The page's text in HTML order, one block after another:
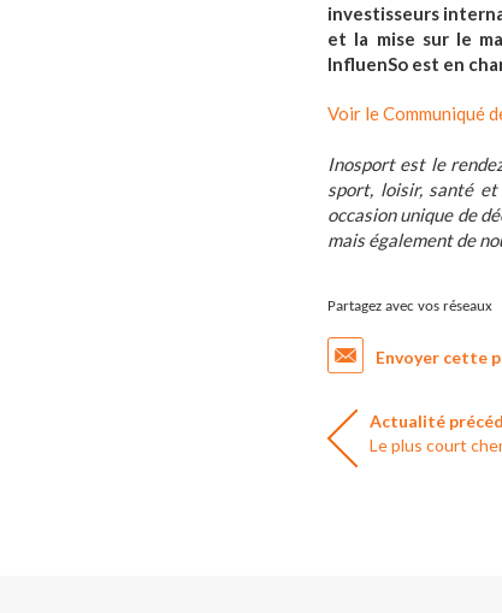
investisseurs
et la mise sur le
InfluenSo est en
Voir le Communiqué
Inosport est le
sport, loisir, santé et
occasion unique de
mais également de
Partagez avec vos réseaux
Envoyer cette
Actualité
Le plus court